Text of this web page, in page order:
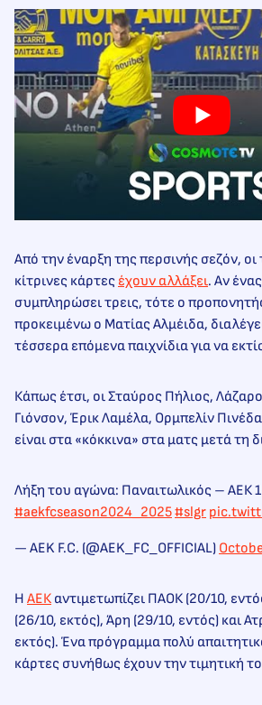
Από την έναρξη της περσινής σεζόν, οι
κίτρινες κάρτες έχουν αλλάξει. Αν
συμπληρώσει τρεις, τότε ο
προκειμένω ο Ματίας Αλμέιδα,
τέσσερα επόμενα παιχνίδια για να
Κάπως έτσι, οι Σταύρος Πήλιος,
Γιόνσον, Έρικ Λαμέλα, Ορμπελίν
είναι στα «κόκκινα» στα ματς μετά τη
Λήξη του αγώνα: Παναιτωλικός – ΑΕΚ
#aekfcseason2024_2025#slgr
— AEK F.C. (@AEK_FC_OFFICIAL)
Η ΑΕΚ αντιμετωπίζει ΠΑΟΚ (20/10,
(26/10, εκτός), Άρη (29/10, εντός) και
εκτός). Ένα πρόγραμμα πολύ
κάρτες συνήθως έχουν την τιμητική